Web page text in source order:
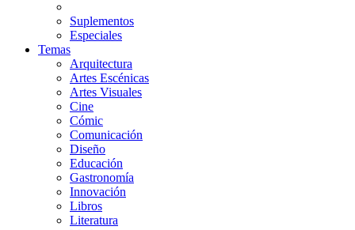
Suplementos
Especiales
Temas
Arquitectura
Artes Escénicas
Artes Visuales
Cine
Cómic
Comunicación
Diseño
Educación
Gastronomía
Innovación
Libros
Literatura